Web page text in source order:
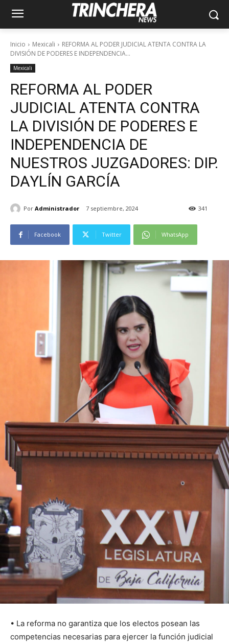
Inicio Mexicali
REFORMA AL PODER JUDICIAL ATENTA CONTRA LA
DIVISIÓN DE PODERES E INDEPENDENCIA...
Mexicali
REFORMA AL PODER
JUDICIAL ATENTA CONTRA
LA DIVISIÓN DE PODERES E
INDEPENDENCIA DE
NUESTROS JUZGADORES: DIP.
DAYLÍN GARCÍA
Por Administrador 7 septiembre, 2024 341
Facebook Twitter WhatsApp
• La reforma no garantiza que los electos posean las
competencias necesarias para ejercer la función judicial